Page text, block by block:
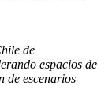
de
espacios de
de escenarios